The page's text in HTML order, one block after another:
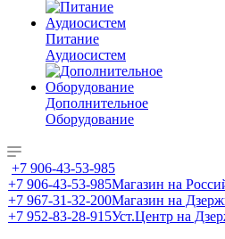
Питание
Аудиосистем
Дополнительное
Оборудование
+7 906-43-53-985
+7 906-43-53-985Магазин на
+7 967-31-32-200Магазин на
+7 952-83-28-915Уст.Центр на